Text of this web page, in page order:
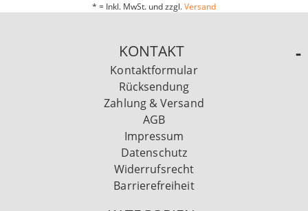
* = Inkl. MwSt. und zzgl.Versand
KONTAKT
Kontaktformular
Rücksendung
Zahlung & Versand
AGB
Impressum
Datenschutz
Widerrufsrecht
Barrierefreiheit